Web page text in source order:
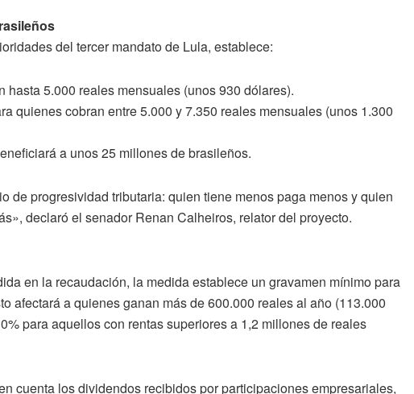
del tercer mandato de Lula, establece:
hasta 5.000 reales mensuales (unos 930 dólares).
quienes cobran entre 5.000 y 7.350 reales mensuales (unos 1.300
a unos 25 millones de brasileños.
de progresividad tributaria: quien tiene menos paga menos y quien
declaró el senador Renan Calheiros, relator del proyecto.
en la recaudación, la medida establece un gravamen mínimo para
afectará a quienes ganan más de 600.000 reales al año (113.000
para aquellos con rentas superiores a 1,2 millones de reales
cuenta los dividendos recibidos por participaciones empresariales,